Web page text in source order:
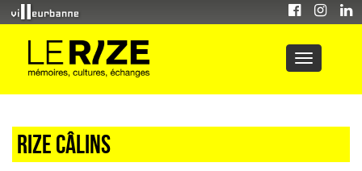
Rize câlins